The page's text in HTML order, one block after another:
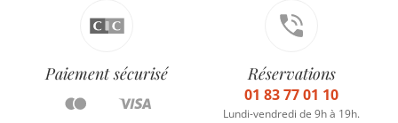
Paiement sécurisé Réservations
01 83 77 01 10
Lundi-vendredi de 9h à 19h.